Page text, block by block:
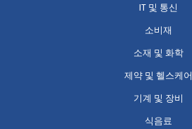
IT 및 통신
소비재
소재 및 화학
제약 및 헬스케어
기계 및 장비
식음료